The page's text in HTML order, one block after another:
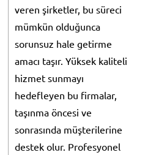
veren şirketler, bu süreci
mümkün olduğunca
sorunsuz hale getirme
amacı taşır. Yüksek kaliteli
hizmet sunmayı
hedefleyen bu firmalar,
taşınma öncesi ve
sonrasında müşterilerine
destek olur. Profesyonel